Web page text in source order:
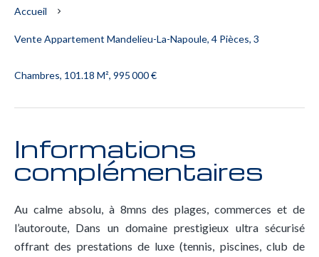
Accueil
Vente Appartement Mandelieu-La-Napoule, 4 Pièces, 3
Chambres, 101.18 M², 995 000 €
Informations
complémentaires
Au calme absolu, à 8mns des plages, commerces et de
l’autoroute, Dans un domaine prestigieux ultra sécurisé
offrant des prestations de luxe (tennis, piscines, club de